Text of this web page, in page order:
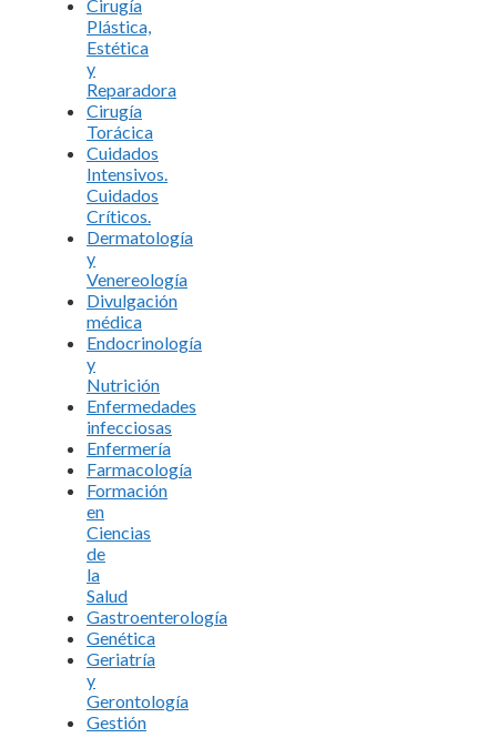
Cirugía
Plástica,
Estética
y
Reparadora
Cirugía
Torácica
Cuidados
Intensivos.
Cuidados
Críticos.
Dermatología
y
Venereología
Divulgación
médica
Endocrinología
y
Nutrición
Enfermedades
infecciosas
Enfermería
Farmacología
Formación
en
Ciencias
de
la
Salud
Gastroenterología
Genética
Geriatría
y
Gerontología
Gestión